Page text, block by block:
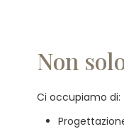
Non
Ci occupiamo di: